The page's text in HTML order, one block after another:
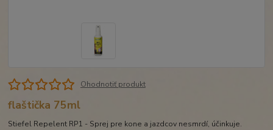
Ohodnotiť produkt
flaštička 75ml
Stiefel Repelent RP1 - Sprej pre kone a jazdcov nesmrdí, účinkuje.